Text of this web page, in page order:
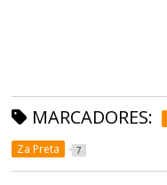
MARCADORES:
Za Preta 7